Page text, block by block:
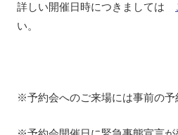
詳しい開催日時につきましては
い。
※予約会へのご来場には事前の予